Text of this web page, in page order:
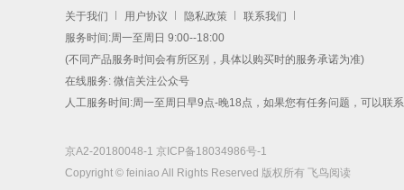
关于我们 用户协议 隐私政策
联系我们
服务时间:周一至周日 9:00--18:00
(不同产品服务时间会有所区别，具体以购买时的服务承诺为准)
在线服务: 微信关注公众号
人工服务时间:周一至周日早9点-晚18点，如果您有任务问题，可以联系
京A2-20180048-1 京ICP备18034986号-1
Copyright © feiniao All Rights Reserved 版权所有 飞鸟阅读